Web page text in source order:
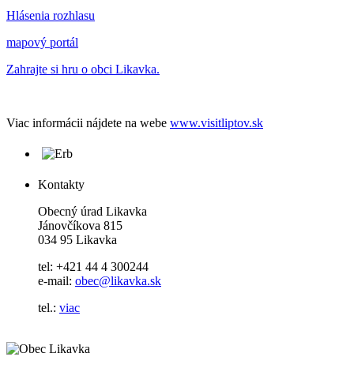
Hlásenia rozhlasu
mapový portál
Zahrajte si hru o obci Likavka.
Viac informácii nájdete na webe www.visitliptov.sk
Kontakty
Obecný úrad Likavka
Jánovčíkova 815
034 95 Likavka
tel: +421 44 4 300244
e-mail: obec@likavka.sk
tel.: viac